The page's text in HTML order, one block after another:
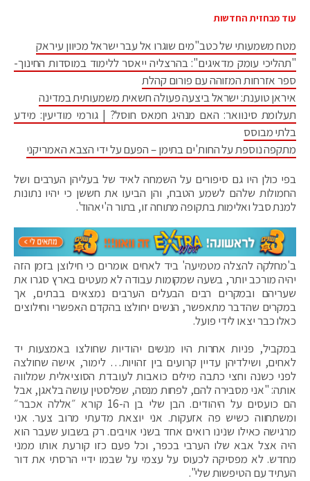
עוד מבחזית החדשות
מטח משמעותי של כטב"מים שוגרו אל עבר ישראל מכיוון עיראק
"תהליכי עומק מדאיגים": בהרצליה ייאסר ללימוד במוסדות החינוך-
ספר אזרחות המזוהה עם פורום קהלת
איראן טוענת: ישראל ביצעה פעולה חשאית משמעותית במדינה
תעלומת סינוואר: האם מנהיג חמאס חוסל? | גורמי מודיעין: מידע
בלתי מבוסס
מתקפה נוספת על החות'ים בתימן – הפעם על ידי הצבא האמריקני
בפי כולן היו גם סיפורים על השמחה לאיד של בעליהן הערבים ושל
החמולות שלהם לשמע הטבח, והן הביעו את חששן כי יהיו נתונות
למנת סבל ואלימות בתקופה מתוחה זו, בתור ה'יאהוד'.
ב'מחלקה להצלה מטמיעה' ביד לאחים אומרים כי חילוצן בזמן הזה
יהיה מורכב יותר, בשעה שמקומות עבודה לא מעטים בארץ סגרו את
שעריהם ובמקרים רבים הבעלים הערבים נמצאים בבתים, אך
במקרים שהדבר מתאפשר, הנשים יחולצו בהקדם האפשרי וחילוצים
כאלו כבר יצאו לידי פועל.
במקביל, פניות אחרות היו מנשים יהודיות שחולצו באמצעות יד
לאחים, ושילדיהן עדיין קרועים בין זהויות… לימור, אישה שחולצה
לפני כשנה וחצי כתבה מילים כואבות לעובדת הסוציאלית שמלווה
אותה: "אני מסבירה להם, לפחות מנסה, שפלסטין עושה בלאגן, אבל
הם כועסים על היהודים. הבן שלי בן ה-16 קורא ״אללה אכבר״
ומשתחווה כשיש פה אזעקות. אני יוצאת מדעתי מרוב צער. אני
מרגישה כאילו שנינו רואים אחד בשני אויבים. רק בשבוע שעבר הוא
היה אצל אבא שלו הערבי בכפר, וכל פעם כזו קורעת אותו ממני
מחדש. לא מפסיקה לכעוס על עצמי על שבמו ידיי הרסתי את דור
העתיד עם הטיפשות שלי".